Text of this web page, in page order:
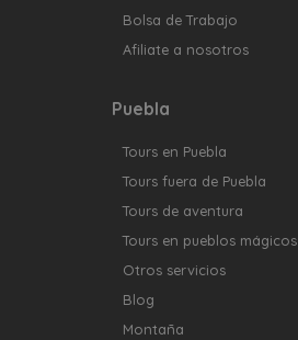
Bolsa de Trabajo
Afiliate a nosotros
Puebla
Tours en Puebla
Tours fuera de Puebla
Tours de aventura
Tours en pueblos mágicos
Otros servicios
Blog
Montaña